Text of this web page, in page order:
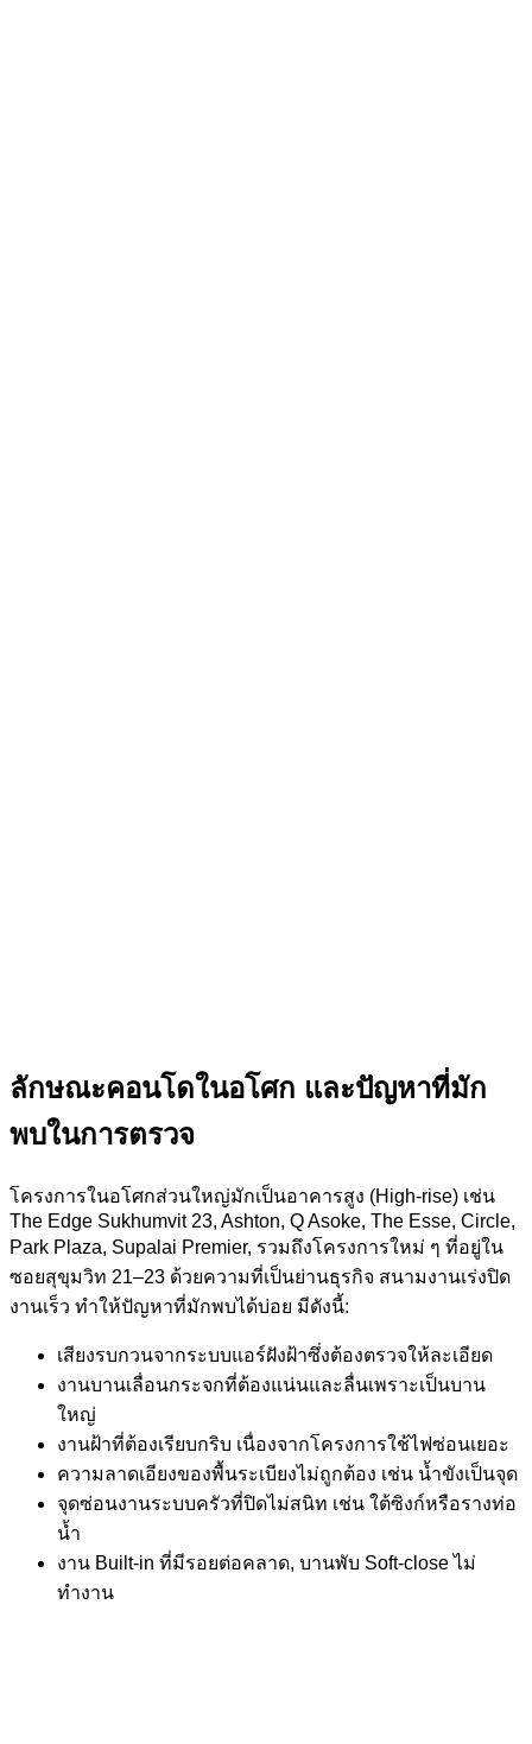
ลักษณะคอนโดในอโศก และปัญหาที่มัก
พบในการตรวจ
โครงการในอโศกส่วนใหญ่มักเป็นอาคารสูง (High-rise) เช่น
The Edge Sukhumvit 23, Ashton, Q Asoke, The Esse, Circle,
Park Plaza, Supalai Premier, รวมถึงโครงการใหม่ ๆ ที่อยู่ใน
ซอยสุขุมวิท 21–23 ด้วยความที่เป็นย่านธุรกิจ สนามงานเร่งปิด
งานเร็ว ทำให้ปัญหาที่มักพบได้บ่อย มีดังนี้:
เสียงรบกวนจากระบบแอร์ฝังฝ้าซึ่งต้องตรวจให้ละเอียด
งานบานเลื่อนกระจกที่ต้องแน่นและลื่นเพราะเป็นบาน
ใหญ่
งานฝ้าที่ต้องเรียบกริบ เนื่องจากโครงการใช้ไฟซ่อนเยอะ
ความลาดเอียงของพื้นระเบียงไม่ถูกต้อง เช่น น้ำขังเป็นจุด
จุดซ่อนงานระบบครัวที่ปิดไม่สนิท เช่น ใต้ซิงก์หรือรางท่อ
น้ำ
งาน Built-in ที่มีรอยต่อคลาด, บานพับ Soft-close ไม่
ทำงาน